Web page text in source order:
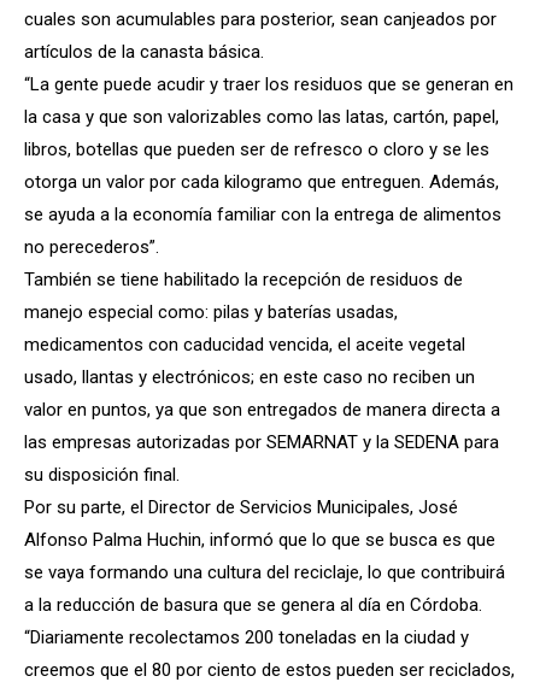
cuales son acumulables para posterior, sean canjeados por
artículos de la canasta básica.
“La gente puede acudir y traer los residuos que se generan en
la casa y que son valorizables como las latas, cartón, papel,
libros, botellas que pueden ser de refresco o cloro y se les
otorga un valor por cada kilogramo que entreguen. Además,
se ayuda a la economía familiar con la entrega de alimentos
no perecederos”.
También se tiene habilitado la recepción de residuos de
manejo especial como: pilas y baterías usadas,
medicamentos con caducidad vencida, el aceite vegetal
usado, llantas y electrónicos; en este caso no reciben un
valor en puntos, ya que son entregados de manera directa a
las empresas autorizadas por SEMARNAT y la SEDENA para
su disposición final.
Por su parte, el Director de Servicios Municipales, José
Alfonso Palma Huchin, informó que lo que se busca es que
se vaya formando una cultura del reciclaje, lo que contribuirá
a la reducción de basura que se genera al día en Córdoba.
“Diariamente recolectamos 200 toneladas en la ciudad y
creemos que el 80 por ciento de estos pueden ser reciclados,